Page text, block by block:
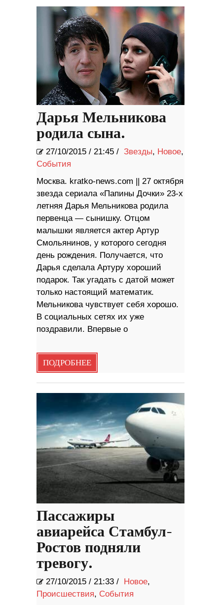
Дарья Мельникова
родила сына.
27/10/2015 / 21:45 / Звезды, Новое,
События
Москва. kratko-news.com || 27 октября
звезда сериала «Папины Дочки» 23-х
летняя Дарья Мельникова родила
первенца — сынишку. Отцом
малышки является актер Артур
Смольянинов, у которого сегодня
день рождения. Получается, что
Дарья сделала Артуру хороший
подарок. Так угадать с датой может
только настоящий математик.
Мельникова чувствует себя хорошо.
В социальных сетях их уже
поздравили. Впервые о
ПОДРОБНЕЕ
Пассажиры
авиарейса Стамбул-
Ростов подняли
тревогу.
27/10/2015 / 21:33 / Новое,
Происшествия, События